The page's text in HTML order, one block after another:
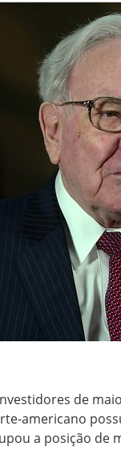
de
americano
a posição de